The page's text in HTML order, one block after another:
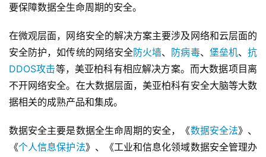
要保障数据全生命周期的安全。
在微观层面，网络安全的解决方案主要涉及网络和云层面的
安全防护，如传统的网络安全防火墙、 防病毒、 堡垒机、抗
DDOS攻击等，美亚柏科有相应解决方案。而大数据项目离
不开网络安全。在大数据层面，美亚柏科有安全大脑等大数
据相关的成熟产品和集成。
数据安全主要是数据全生命周期的安全，《数据安全法》、
《个人信息保护法》、《工业和信息化领域数据安全管理办